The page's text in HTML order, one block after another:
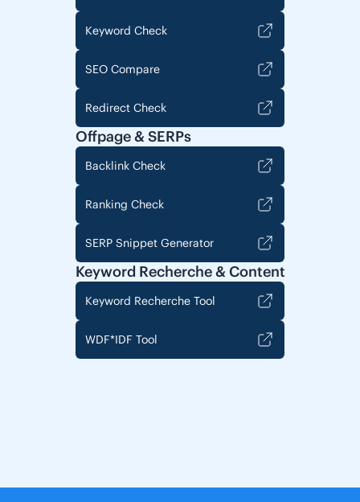
Keyword Check
SEO Compare
Redirect Check
Offpage & SERPs
Backlink Check
Ranking Check
SERP Snippet Generator
Keyword Recherche & Content
Keyword Recherche Tool
WDF*IDF Tool